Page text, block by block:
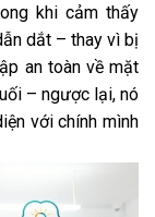
khi cảm thấy
dắt – thay vì bị
an toàn về mặt
– ngược lại, nó
với chính mình